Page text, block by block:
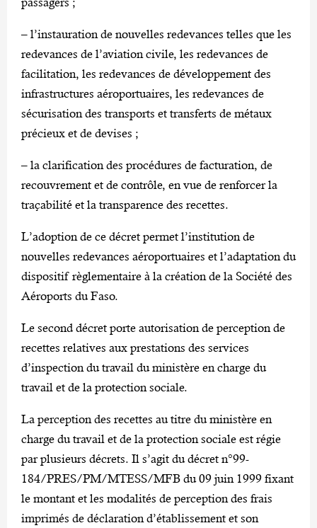
– l’instauration de nouvelles redevances telles que les
redevances de l’aviation civile, les redevances de
facilitation, les redevances de développement des
infrastructures aéroportuaires, les redevances de
sécurisation des transports et transferts de métaux
précieux et de devises ;
– la clarification des procédures de facturation, de
recouvrement et de contrôle, en vue de renforcer la
traçabilité et la transparence des recettes.
L’adoption de ce décret permet l’institution de
nouvelles redevances aéroportuaires et l’adaptation du
dispositif règlementaire à la création de la Société des
Aéroports du Faso.
Le second décret porte autorisation de perception de
recettes relatives aux prestations des services
d’inspection du travail du ministère en charge du
travail et de la protection sociale.
La perception des recettes au titre du ministère en
charge du travail et de la protection sociale est régie
par plusieurs décrets. Il s’agit du décret n°99-
184/PRES/PM/MTESS/MFB du 09 juin 1999 fixant
le montant et les modalités de perception des frais
imprimés de déclaration d’établissement et son